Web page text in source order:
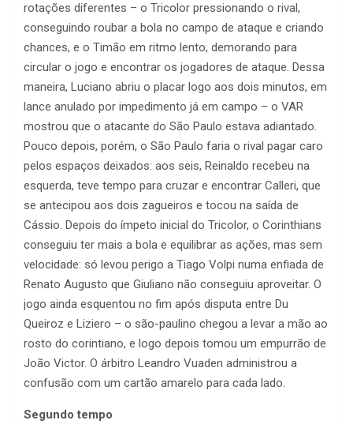
rotações diferentes – o Tricolor pressionando o rival,
conseguindo roubar a bola no campo de ataque e criando
chances, e o Timão em ritmo lento, demorando para
circular o jogo e encontrar os jogadores de ataque. Dessa
maneira, Luciano abriu o placar logo aos dois minutos, em
lance anulado por impedimento já em campo – o VAR
mostrou que o atacante do São Paulo estava adiantado.
Pouco depois, porém, o São Paulo faria o rival pagar caro
pelos espaços deixados: aos seis, Reinaldo recebeu na
esquerda, teve tempo para cruzar e encontrar Calleri, que
se antecipou aos dois zagueiros e tocou na saída de
Cássio. Depois do ímpeto inicial do Tricolor, o Corinthians
conseguiu ter mais a bola e equilibrar as ações, mas sem
velocidade: só levou perigo a Tiago Volpi numa enfiada de
Renato Augusto que Giuliano não conseguiu aproveitar. O
jogo ainda esquentou no fim após disputa entre Du
Queiroz e Liziero – o são-paulino chegou a levar a mão ao
rosto do corintiano, e logo depois tomou um empurrão de
João Victor. O árbitro Leandro Vuaden administrou a
confusão com um cartão amarelo para cada lado.
Segundo tempo